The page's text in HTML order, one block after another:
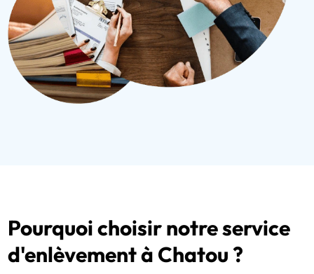
Pourquoi choisir notre service
d'enlèvement à Chatou ?